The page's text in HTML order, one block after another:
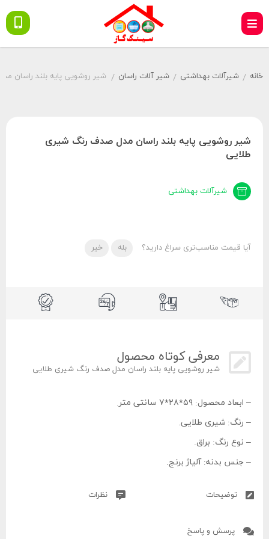
خانه / شیرآلات بهداشتی / شیر آلات راسان / شیر روشویی پایه بلند راسان
شیر روشویی پایه بلند راسان مدل صدف رنگ شیری
طلایی
شیرآلات بهداشتی
آیا قیمت مناسب‌تری سراغ دارید؟ بله خیر
معرفی کوتاه محصول
شیر روشویی پایه بلند راسان مدل صدف رنگ شیری طلایی
– ابعاد محصول: ۵۹*۲۸*۷ سانتی متر.
– رنگ: شیری طلایی.
– نوع رنگ: براق.
– جنس بدنه: آلیاژ برنج.
– نوع پوشش: پودری الکترواستاتیک.
توضیحات نظرات
پرسش و پاسخ